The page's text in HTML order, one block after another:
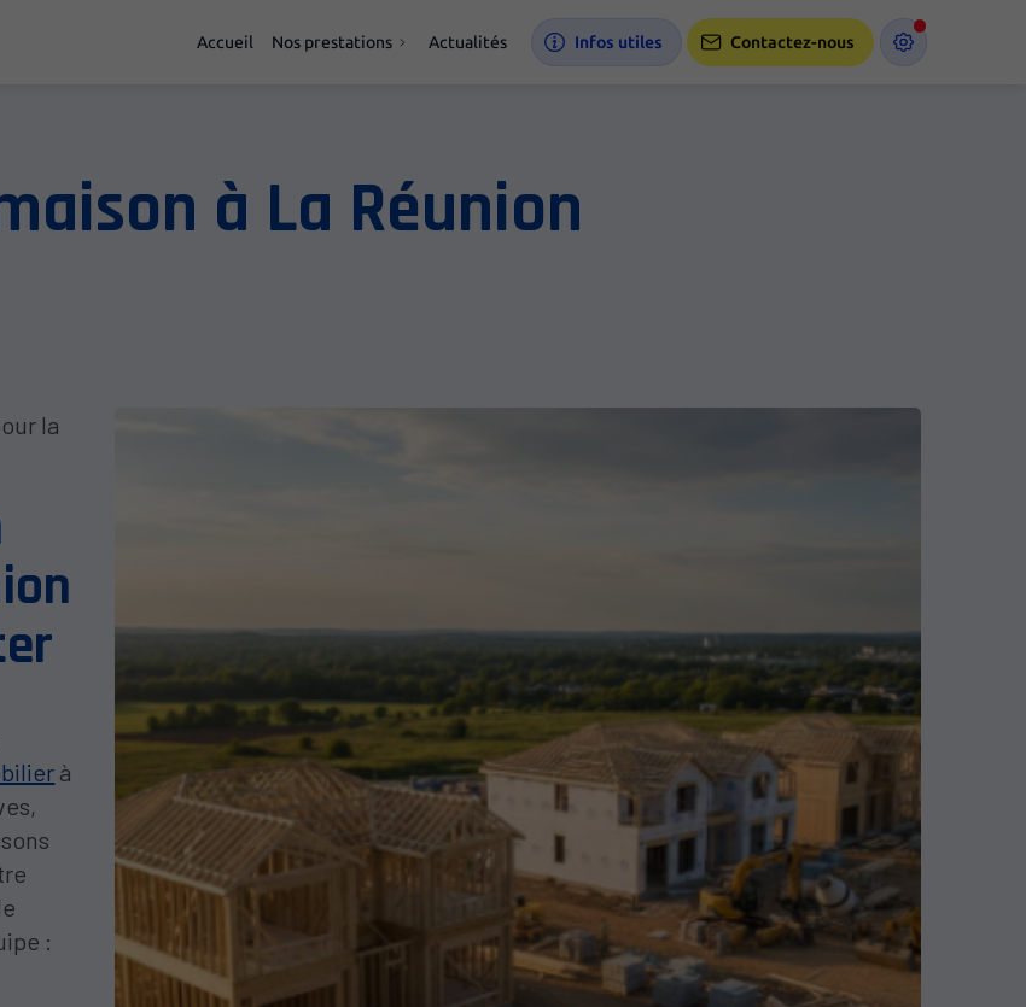
Accueil Nos prestations Actualités Infos utiles Contactez-nous
à La Réunion
la
à
: